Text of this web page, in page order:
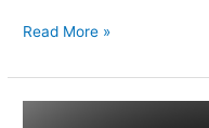
Read More »